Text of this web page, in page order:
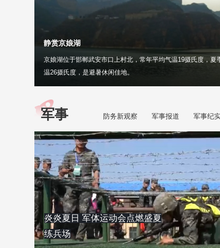
静赏京娘湖
京娘湖位于邯郸武安市口上村北，常年平均气温19摄氏度，夏
温26摄氏度，是避暑休闲佳地。
军事 防务新观察 军事报道 军事纪
炎炎夏日 军体运动会点燃盛夏
练兵场